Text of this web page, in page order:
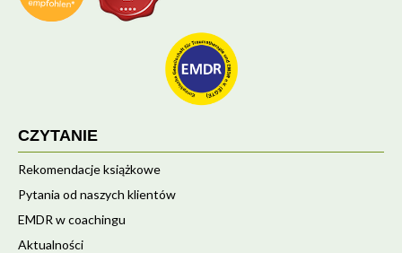
CZYTANIE
Rekomendacje książkowe
Pytania od naszych klientów
EMDR w coachingu
Aktualności